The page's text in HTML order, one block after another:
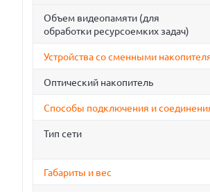
Объем видеопамяти (для
обработки ресурсоемких задач)
Устройства со сменными
Оптический накопитель
Способы подключения и
Тип сети
Габариты и вес